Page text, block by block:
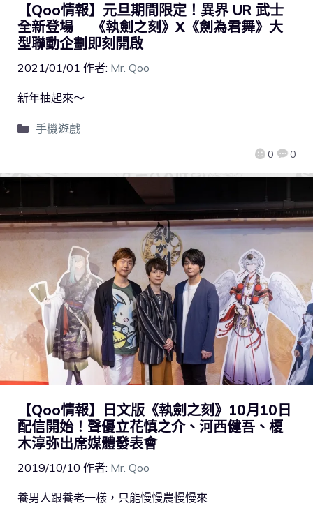
【Qoo情報】元旦期間限定！異界 UR 武士
全新登場 《執劍之刻》X《劍為君舞》大
型聯動企劃即刻開啟
2021/01/01 作者: Mr. Qoo
0 0
新年抽起來～
手機遊戲
【Qoo情報】日文版《執劍之刻》10月10日
配信開始！聲優立花慎之介、河西健吾、榎
木淳弥出席媒體發表會
2019/10/10 作者: Mr. Qoo
養男人跟養老一樣，只能慢慢農慢慢來